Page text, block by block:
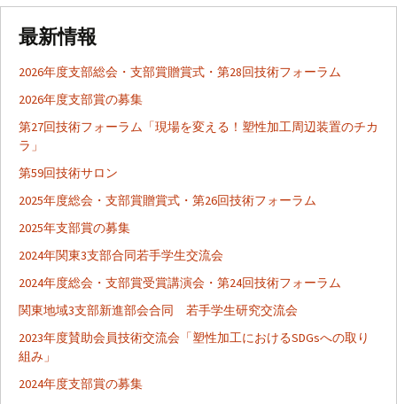
ナ
ビ
ゲ
ー
シ
ョ
ン
最新情報
2026年度支部総会・支部賞贈賞式・第28回技術フォーラム
2026年度支部賞の募集
第27回技術フォーラム「現場を変える！塑性加工周辺装置のチカ
ラ」
第59回技術サロン
2025年度総会・支部賞贈賞式・第26回技術フォーラム
2025年支部賞の募集
2024年関東3支部合同若手学生交流会
2024年度総会・支部賞受賞講演会・第24回技術フォーラム
関東地域3支部新進部会合同 若手学生研究交流会
2023年度賛助会員技術交流会「塑性加工におけるSDGsへの取り
組み」
2024年度支部賞の募集